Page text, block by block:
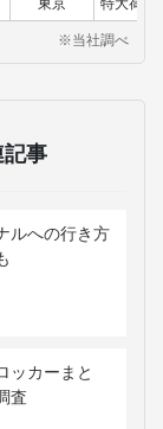
東京 特大荷物
※当社調べ
記事
ルへの行き方
ッカーまと
査